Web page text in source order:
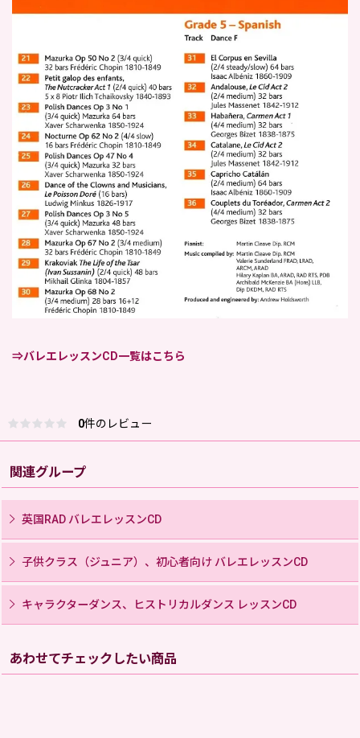
⇒バレエレッスンCD一覧はこちら
0件のレビュー
関連グループ
英国RAD バレエレッスンCD
子供クラス（ジュニア）、初心者向け バレエレッスンCD
キャラクターダンス、ヒストリカルダンス レッスンCD
あわせてチェックしたい商品